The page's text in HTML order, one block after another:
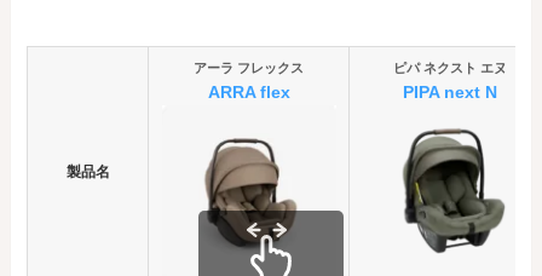
製品名
アーラ フレックス
ARRA flex
ピパ ネクスト エヌ
PIPA next N